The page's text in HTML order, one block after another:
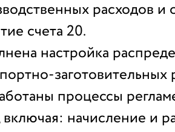
расходов и
счета 20.
настройка
заготовительных
процессы
включая: начисление и